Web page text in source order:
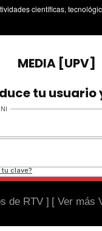
de RTV ] [ Ver más